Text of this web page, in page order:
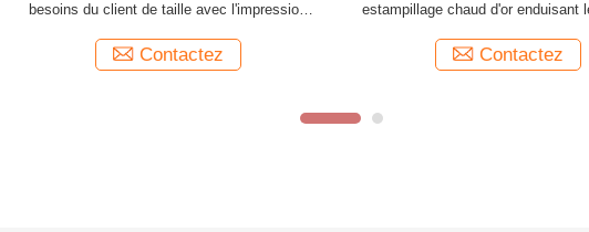
bouteille, tubes mauve-clair de lotion de main
Contactez
perle blanche avec Flip Top Cap
Contactez